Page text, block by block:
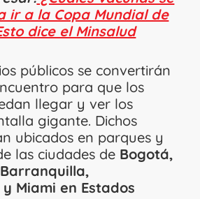
ir a la Copa Mundial de
dice el Minsalud
públicos se convertirán
para que los
llegar y ver los
gigante. Dichos
ubicados en parques y
las ciudades de Bogotá,
Miami en Estados